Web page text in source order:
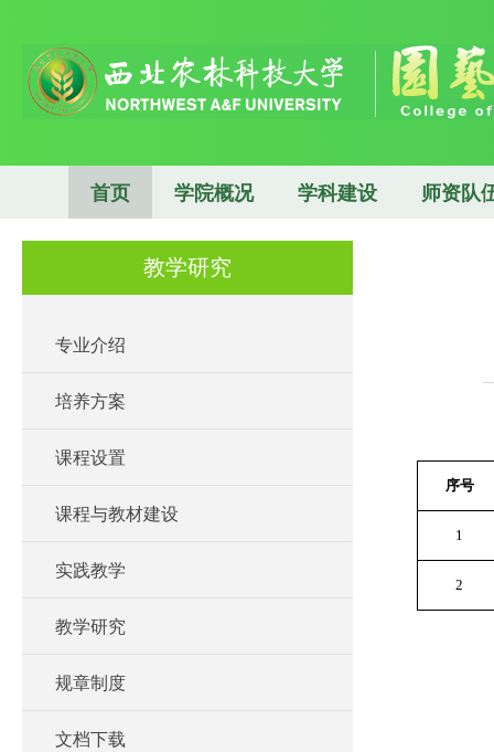
首页 学院概况 学科建设 师资队
教学研究
专业介绍
培养方案
课程设置
课程与教材建设
实践教学
教学研究
规章制度
文档下载
序号
1
2